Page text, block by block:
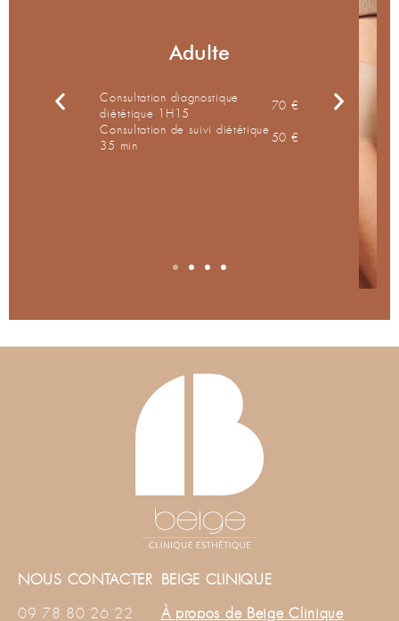
Adulte
Consultation diagnostique
diététique 1H15
70 €
Consultation de suivi diététique
35 min
50 €
30 min
NOUS CONTACTER
09 78 80 26 22
BEIGE CLINIQUE
À propos de Beige Clinique